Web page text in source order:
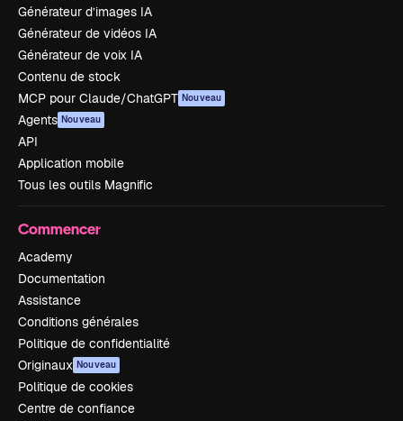
Générateur d’images IA
Générateur de vidéos IA
Générateur de voix IA
Contenu de stock
MCP pour Claude/ChatGPT Nouveau
Agents Nouveau
API
Application mobile
Tous les outils Magnific
Commencer
Academy
Documentation
Assistance
Conditions générales
Politique de confidentialité
Originaux Nouveau
Politique de cookies
Centre de confiance